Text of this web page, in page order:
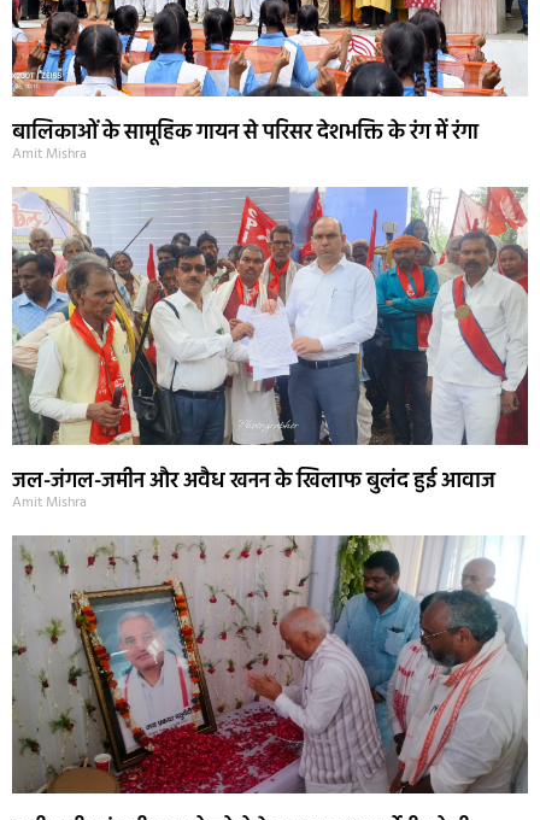
बालिकाओं के सामूहिक गायन से परिसर देशभक्ति के रंग में रंगा
Amit Mishra
जल-जंगल-जमीन और अवैध खनन के खिलाफ बुलंद हुई आवाज
Amit Mishra